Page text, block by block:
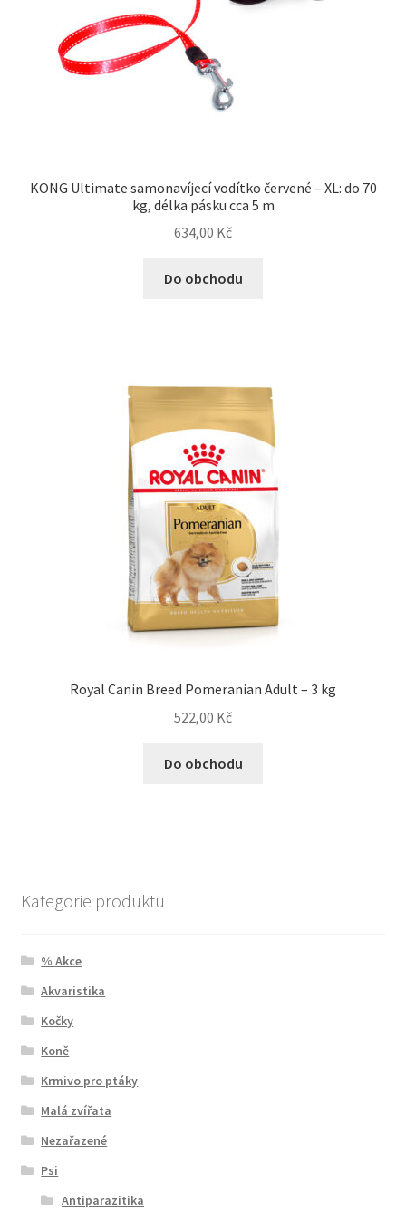
KONG Ultimate samonavíjecí vodítko červené – XL: do 70
kg, délka pásku cca 5 m
634,00 Kč
Do obchodu
Royal Canin Breed Pomeranian Adult – 3 kg
522,00 Kč
Do obchodu
Kategorie produktu
% Akce
Akvaristika
Kočky
Koně
Krmivo pro ptáky
Malá zvířata
Nezařazené
Psi
Antiparazitika